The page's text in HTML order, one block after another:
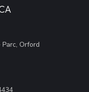
Parc, Orford